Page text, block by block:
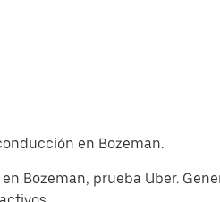
en Bozeman.
Bozeman, prueba Uber.